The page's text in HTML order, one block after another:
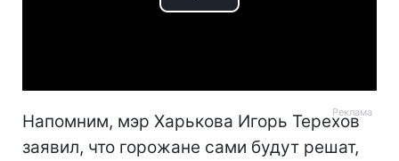
Play
Напомним, мэр Харькова Игорь Терехов
заявил, что горожане сами будут решат,